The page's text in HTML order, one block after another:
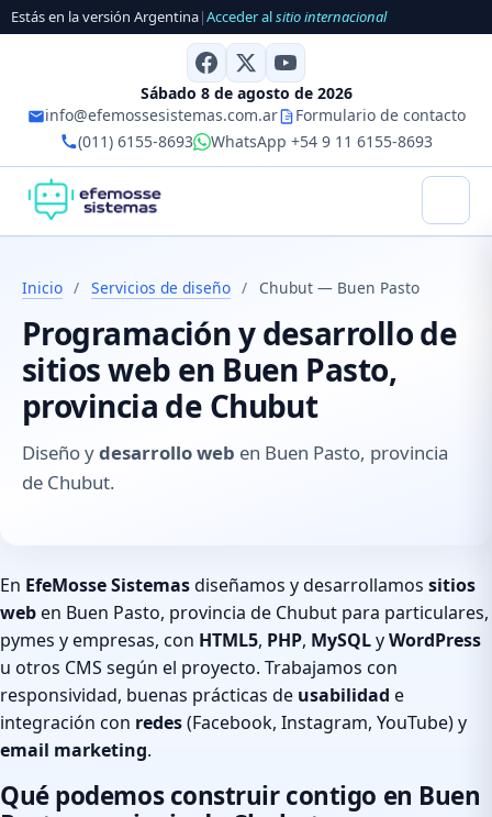
Estás en la versión Argentina|Acceder alsitio internacional
Sábado 8 de agosto de 2026
info@efemossesistemas.com.ar
Formulario de contacto
(011) 6155-8693
WhatsApp +54 9 11 6155-8693
Inicio / Servicios de diseño / Chubut — Buen Pasto
Programación y desarrollo de
sitios web en Buen Pasto,
provincia de Chubut
Diseño ydesarrollo web en Buen Pasto, provincia
de Chubut.
En EfeMosse Sistemasdiseñamos y desarrollamos sitios
weben Buen Pasto, provincia de Chubut para particulares,
pymes y empresas, con HTML5, PHP, MySQLyWordPress
u otros CMS según el proyecto. Trabajamos con
responsividad, buenas prácticas de usabilidad e
integración con redes(Facebook, Instagram, YouTube) y
email marketing.
Qué podemos construir contigo en Buen